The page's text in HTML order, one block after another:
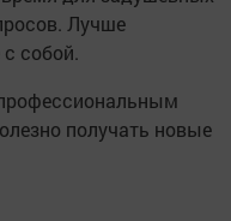
Лучше
собой.
получать новые